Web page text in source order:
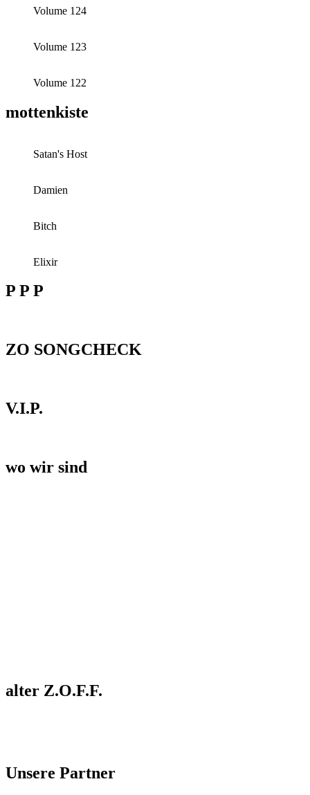
Volume 124
Volume 123
Volume 122
mottenkiste
Satan's Host
Damien
Bitch
Elixir
P P P
ZO SONGCHECK
V.I.P.
wo wir sind
alter Z.O.F.F.
Unsere Partner